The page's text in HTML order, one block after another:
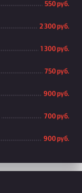
550 руб.
2 300 руб.
1 300 руб.
750 руб.
900 руб.
700 руб.
900 руб.